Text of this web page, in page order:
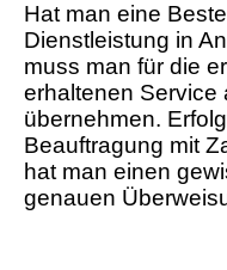
Hat man eine
Dienstleistung in
muss man für die
erhaltenen Service
übernehmen.
Beauftragung mit
hat man einen
genauen